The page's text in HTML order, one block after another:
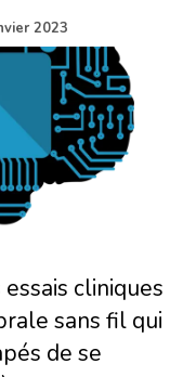
2023
cliniques
sans fil qui
de se